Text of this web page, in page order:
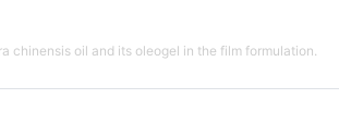
chinensis oil and its oleogel in the film formulation.